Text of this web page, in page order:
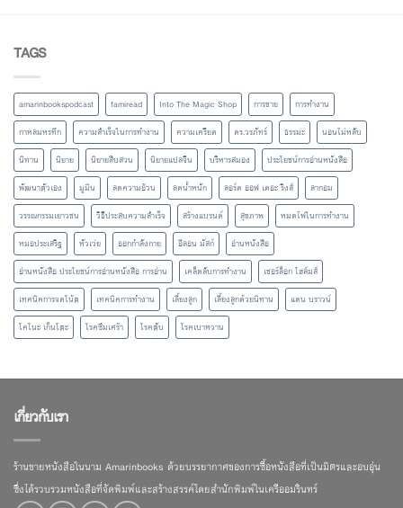
TAGS
amarinbookspodcast famiread Into The Magic Shop การขาย
การทำงาน
กาหลมหรทึก
ความสำเร็จในการทำงาน ความเครียด ดร.วรภัทร์ ธรรมะ
นอนไม่หลับ
นิทาน
นิยาย นิยายสืบสวน นิยายแปลจีน บริหารสมอง
ประโยชน์การอ่านหนังสือ
พัฒนาตัวเอง
มูมิน ลดความอ้วน ลดน้ำหนัก ลอร์ด ออฟ เดอะ ริงส์
ลากอม
วรรณกรรมเยาวชน
วิธีประสบความสำเร็จ สร้างแบรนด์ สุขภาพ
หมดไฟในการทำงาน
หมอประเสริฐ
หัวเว่ย ออกกำลังกาย อีลอน มัสก์
อ่านหนังสือ
อ่านหนังสือ ประโยชน์การอ่านหนังสือ การอ่าน
เคล็ดลับการทำงาน
เชอร์ล็อก โฮล์มส์
เทคนิคการจดโน้ต
เทคนิคการทำงาน เลี้ยงลูก เลี้ยงลูกด้วยนิทาน
แดน บราวน์
โคโนะ เก็นโตะ
โรคซึมเศร้า โรคตับ โรคเบาหวาน
เกี่ยวกับเรา
ร้านขายหนังสือในนาม Amarinbooks ด้วยบรรยากาศของการซื้อหนังสือที่เป็นมิตรและอบอุ่น
ซึ่งได้รวบรวมหนังสือที่จัดพิมพ์และสร้างสรรค์โดยสำนักพิมพ์ในเครืออมรินทร์